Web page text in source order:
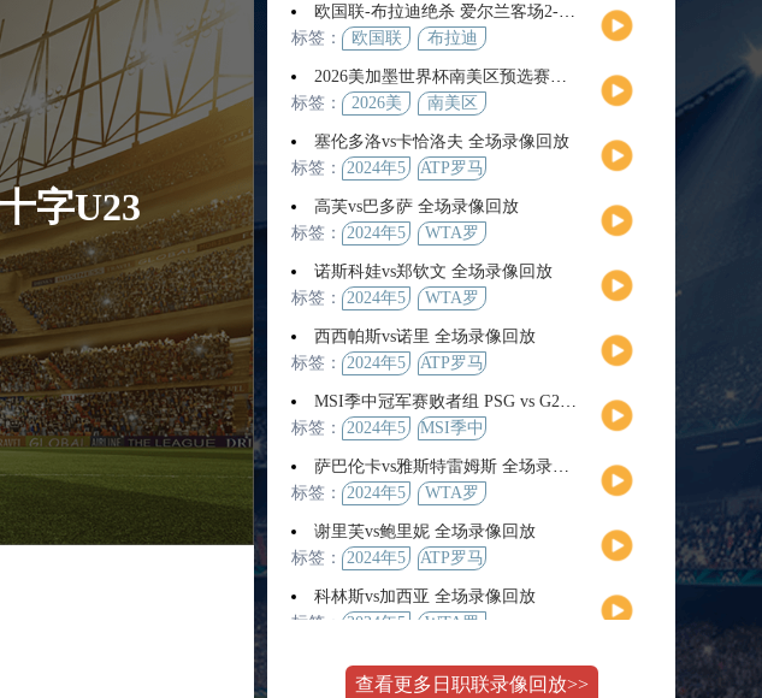
字U23
欧国联-布拉迪绝杀 爱尔兰客场2-1逆转芬兰
标签：
欧国联 布拉迪
2026美加墨世界杯南美区预选赛第9轮全场集锦
标签：
2026美
界杯
南美区
塞伦多洛vs卡恰洛夫 全场录像回放
标签：
2024年5
ATP罗马
男单第3
轮
高芙vs巴多萨 全场录像回放
标签：
2024年5
WTA罗
赛女单
第4轮
诺斯科娃vs郑钦文 全场录像回放
标签：
2024年5
WTA罗
赛女单
第3轮
西西帕斯vs诺里 全场录像回放
标签：
2024年5
ATP罗马
男单第3
轮
MSI季中冠军赛败者组 PSG vs G2 全场录像回放
标签：
2024年5
MSI季中
败者组
萨巴伦卡vs雅斯特雷姆斯 全场录像回放
标签：
2024年5
WTA罗
赛女单
第3轮
谢里芙vs鲍里妮 全场录像回放
标签：
2024年5
ATP罗马
女单第2
轮
科林斯vs加西亚 全场录像回放
标签：
2024年5
WTA罗
赛女单
第3轮
斯维托丽娜vs萨巴伦卡 全场录像回放
2024年5
WTA罗
查看更多日职联录像回放>>